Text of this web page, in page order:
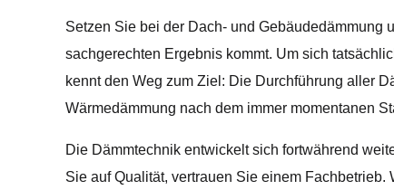
Setzen Sie bei der Dach- und Gebäudedämmung
sachgerechten Ergebnis kommt. Um sich
kennt den Weg zum Ziel: Die Durchführung aller
Wärmedämmung nach dem immer momentanen
Die Dämmtechnik entwickelt sich fortwährend
Sie auf Qualität, vertrauen Sie einem